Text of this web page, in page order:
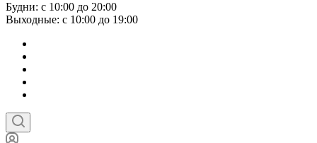
Будни: с 10:00 до 20:00
Выходные: с 10:00 до 19:00